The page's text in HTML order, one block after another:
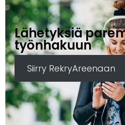
Lähetyksiä
työnhakuun
Siirry RekryAreenaan